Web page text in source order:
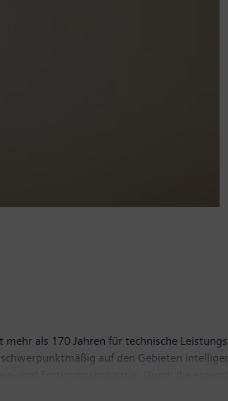
als 170 Jahren für technische
auf den Gebieten
ist, und Siemens Mobility, einer der